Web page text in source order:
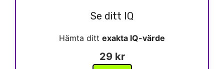
Se ditt IQ
Hämta ditt exakta IQ-värde
29 kr